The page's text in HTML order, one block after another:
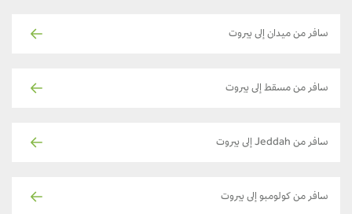
سافر من ميدان إلى بيروت
سافر من مسقط إلى بيروت
سافر من Jeddah إلى بيروت
سافر من كولومبو إلى بيروت